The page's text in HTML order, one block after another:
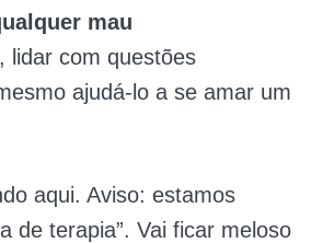
mau
, lidar com questões
ajudá-lo a se amar um
aqui. Aviso: estamos
de terapia”. Vai ficar meloso